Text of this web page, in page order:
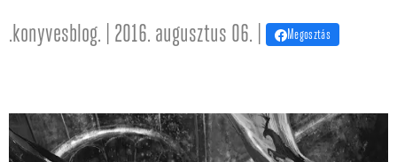
.konyvesblog. | 2016. augusztus 06. | Megosztás